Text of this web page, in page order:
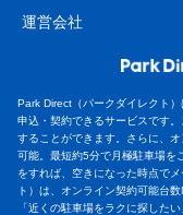
運営会社
Park Direct（パークダイレクト
申込・契約できるサービスです
することができます。さらに、
可能。最短約5分で月極駐車場を
をすれば、空きになった時点で
ト）は、オンライン契約可能台
「近くの駐車場をラクに探した